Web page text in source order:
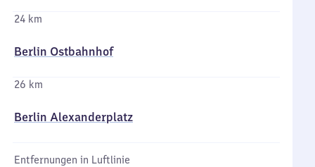
24 km
Berlin Ostbahnhof
26 km
Berlin Alexanderplatz
Entfernungen in Luftlinie